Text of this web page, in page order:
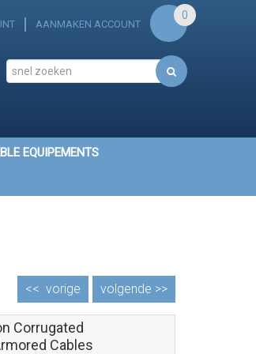
AANMAKEN ACCOUNT
0
EQUIPEMENTS
volgende >>
<< vorige
Corrugated
Cables